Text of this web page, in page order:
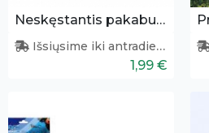
Neskęstantis pakabukas
Išsiųsime iki antradienio
1,99 €